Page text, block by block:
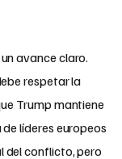
avance claro.
respetar la
Trump mantiene
líderes europeos
del conflicto, pero